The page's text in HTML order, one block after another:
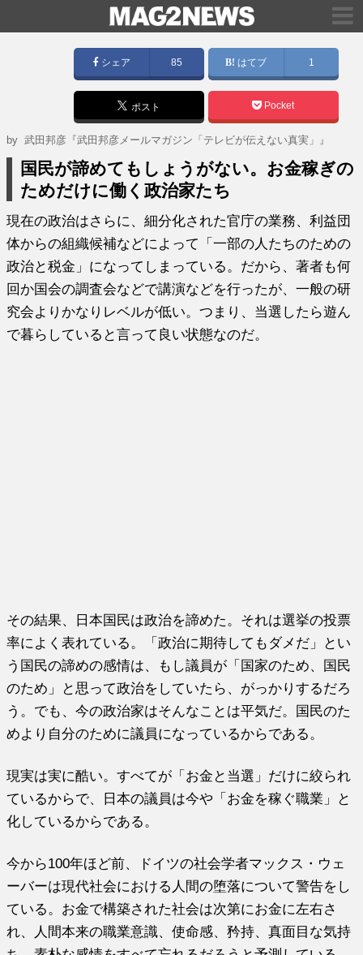
シェア 85 はてブ 1
ポスト Pocket
by武田邦彦『武田邦彦メールマガジン「テレビが伝えない真実」』
国民が諦めてもしょうがない。お金稼ぎの
ためだけに働く政治家たち
現在の政治はさらに、細分化された官庁の業務、利益団
体からの組織候補などによって「一部の人たちのための
政治と税金」になってしまっている。だから、著者も何
回か国会の調査会などで講演などを行ったが、一般の研
究会よりかなりレベルが低い。つまり、当選したら遊ん
で暮らしていると言って良い状態なのだ。
その結果、日本国民は政治を諦めた。それは選挙の投票
率によく表れている。「政治に期待してもダメだ」とい
う国民の諦めの感情は、もし議員が「国家のため、国民
のため」と思って政治をしていたら、がっかりするだろ
う。でも、今の政治家はそんなことは平気だ。国民のた
めより自分のために議員になっているからである。
現実は実に酷い。すべてが「お金と当選」だけに絞られ
ているからで、日本の議員は今や「お金を稼ぐ職業」と
化しているからである。
今から100年ほど前、ドイツの社会学者マックス・ウェ
ーバーは現代社会における人間の堕落について警告をし
ている。お金で構築された社会は次第にお金に左右さ
れ、人間本来の職業意識、使命感、矜持、真面目な気持